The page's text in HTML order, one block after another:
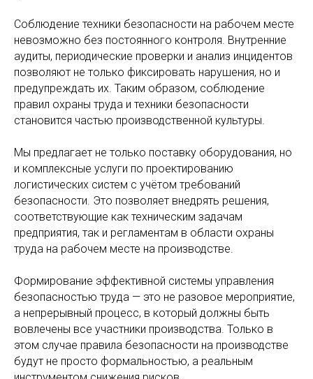
Соблюдение техники безопасности на рабочем месте
невозможно без постоянного контроля. Внутренние
аудиты, периодические проверки и анализ инцидентов
позволяют не только фиксировать нарушения, но и
предупреждать их. Таким образом, соблюдение
правил охраны труда и техники безопасности
становится частью производственной культуры.
Мы предлагает не только поставку оборудования, но
и комплексные услуги по проектированию
логистических систем с учётом требований
безопасности. Это позволяет внедрять решения,
соответствующие как техническим задачам
предприятия, так и регламентам в области охраны
труда на рабочем месте на производстве.
Формирование эффективной системы управления
безопасностью труда — это не разовое мероприятие,
а непрерывный процесс, в который должны быть
вовлечены все участники производства. Только в
этом случае правила безопасности на производстве
будут не просто формальностью, а реальным